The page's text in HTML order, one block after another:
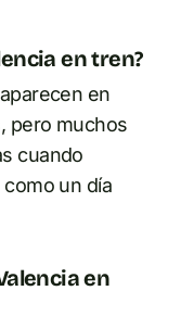
en tren?
en
pero muchos
cuando
un día
en